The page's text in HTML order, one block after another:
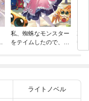
私、蜘蛛なモンスター
をテイムしたので、ス
加
番
て
ライトノベル